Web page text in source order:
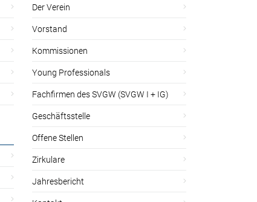
Der Verein
Vorstand
Kommissionen
Young Professionals
Fachfirmen des SVGW (SVGW I + IG)
Geschäftsstelle
Offene Stellen
Zirkulare
Jahresbericht